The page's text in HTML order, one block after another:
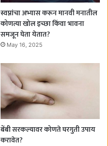
स्वप्नांचा अभ्यास करून मानवी मनातील
कोणत्या खोल इच्छा किंवा भावना
समजून घेता येतात?
May 16, 2025
बेंबी सरकल्यावर कोणते घरगुती उपाय
करावेत?